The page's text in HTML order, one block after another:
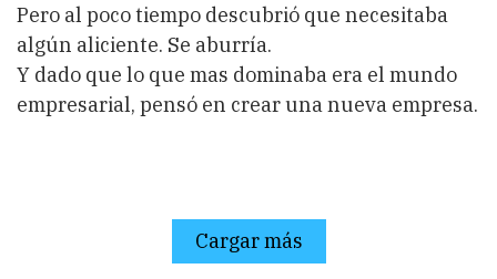
Pero al poco tiempo descubrió que necesitaba
algún aliciente. Se aburría.
Y dado que lo que mas dominaba era el mundo
empresarial, pensó en crear una nueva empresa.
Cargar más